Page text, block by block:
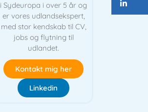
i Sydeuropa i over 5 år og
er vores udlandsekspert,
med stor kendskab til CV,
jobs og flytning til
udlandet.
Kontakt mig her
Linkedin